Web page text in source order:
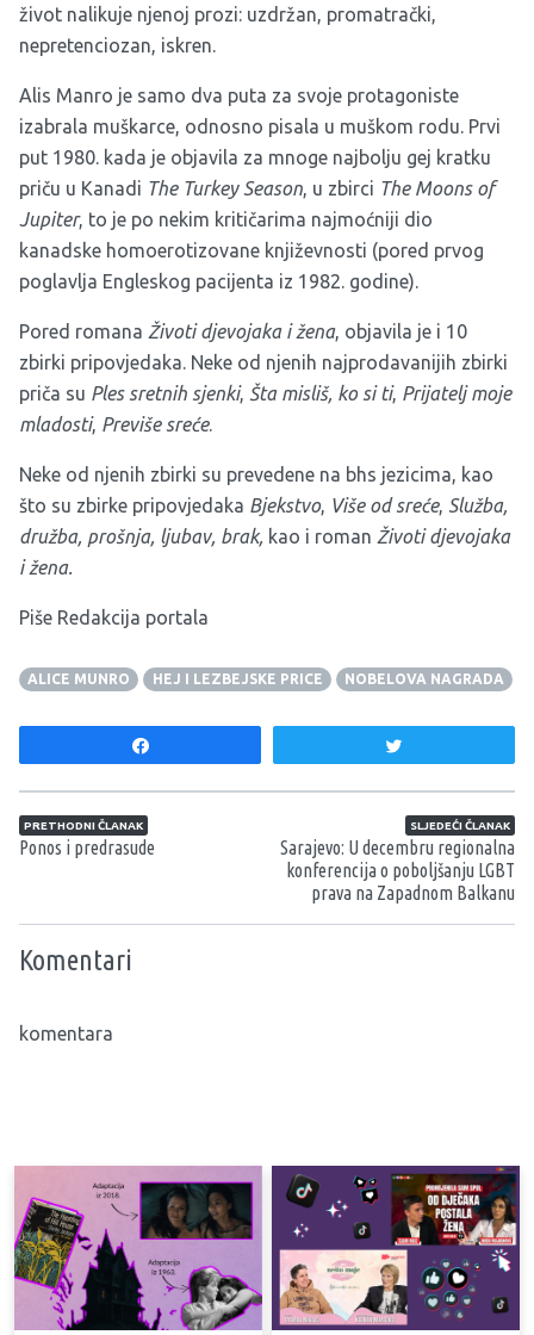
život nalikuje njenoj prozi: uzdržan, promatrački,
nepretenciozan, iskren.
Alis Manro je samo dva puta za svoje protagoniste
izabrala muškarce, odnosno pisala u muškom rodu. Prvi
put 1980. kada je objavila za mnoge najbolju gej kratku
priču u Kanadi The Turkey Season, u zbirci The Moons of
Jupiter, to je po nekim kritičarima najmoćniji dio
kanadske homoerotizovane književnosti (pored prvog
poglavlja Engleskog pacijenta iz 1982. godine).
Pored romana Životi djevojaka i žena, objavila je i 10
zbirki pripovjedaka. Neke od njenih najprodavanijih zbirki
priča su Ples sretnih sjenki, Šta misliš, ko si ti, Prijatelj moje
mladosti, Previše sreće.
Neke od njenih zbirki su prevedene na bhs jezicima, kao
što su zbirke pripovjedaka Bjekstvo, Više od sreće, Služba,
družba, prošnja, ljubav, brak, kao i roman Životi djevojaka
i žena.
Piše Redakcija portala
ALICE MUNRO HEJ I LEZBEJSKE PRICE NOBELOVA NAGRADA
Navigacija članaka
PRETHODNI ČLANAK
Ponos i predrasude
SLJEDEĆI ČLANAK
Sarajevo: U decembru regionalna
konferencija o poboljšanju LGBT
prava na Zapadnom Balkanu
Komentari
komentara